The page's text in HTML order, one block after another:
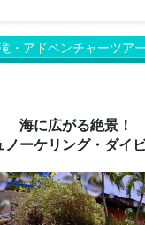
・アドベンチャーツア
海に広がる絶景！
ノーケリング・ダイ